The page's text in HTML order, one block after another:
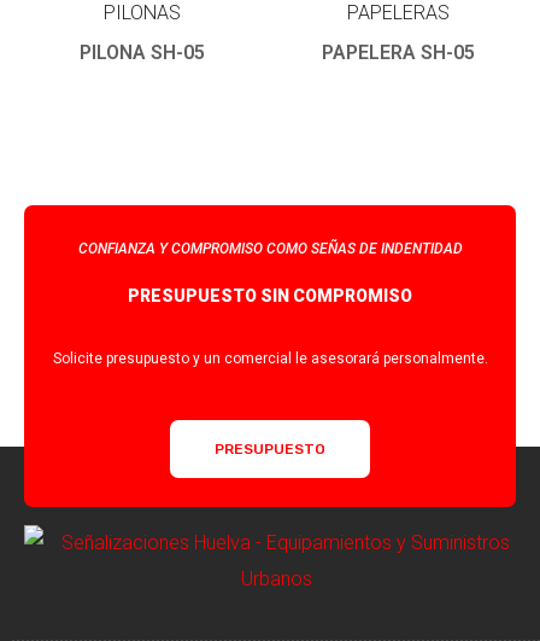
PILONAS
PILONA SH-05
PAPELERAS
PAPELERA SH-05
CONFIANZA Y COMPROMISO COMO SEÑAS DE INDENTIDAD
PRESUPUESTO SIN COMPROMISO
Solicite presupuesto y un comercial le asesorará personalmente.
PRESUPUESTO